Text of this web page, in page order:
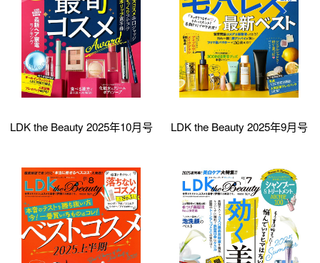
LDK the Beauty 2025年10月号 LDK the Beauty 2025年9月号